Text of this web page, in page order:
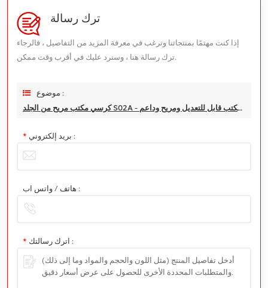
ترك رسالة
إذا كنت مهتمًا بمنتجاتنا وترغب في معرفة المزيد من التفاصيل ، فالرجاء
ترك رسالة هنا ، وسنرد عليك في أقرب وقت ممكن.
موضوع :
كرسي مكتب مريح من الجلد S02A - كرسي مكتب قابل للتعديل ومريح وداعم
* بريد إلكتروني :
هاتف / واتس اب :
* اترك رسالتك :